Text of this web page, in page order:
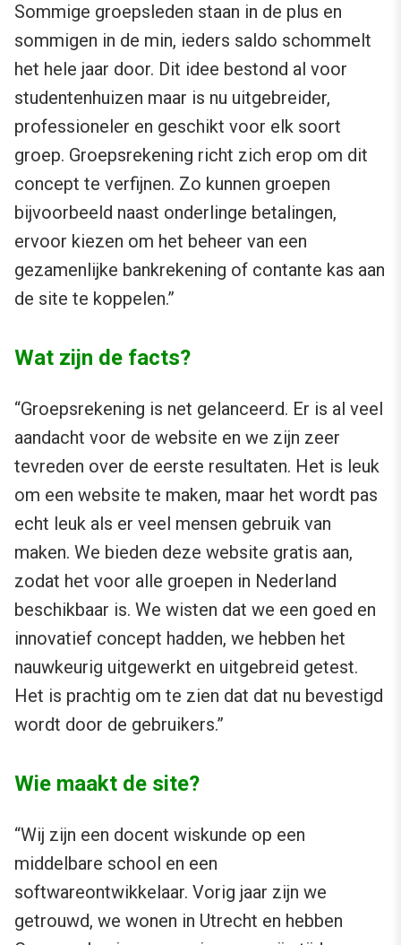
Sommige groepsleden staan in de plus en
sommigen in de min, ieders saldo schommelt
het hele jaar door. Dit idee bestond al voor
studentenhuizen maar is nu uitgebreider,
professioneler en geschikt voor elk soort
groep. Groepsrekening richt zich erop om dit
concept te verfijnen. Zo kunnen groepen
bijvoorbeeld naast onderlinge betalingen,
ervoor kiezen om het beheer van een
gezamenlijke bankrekening of contante kas aan
de site te koppelen.”
Wat zijn de facts?
“Groepsrekening is net gelanceerd. Er is al veel
aandacht voor de website en we zijn zeer
tevreden over de eerste resultaten. Het is leuk
om een website te maken, maar het wordt pas
echt leuk als er veel mensen gebruik van
maken. We bieden deze website gratis aan,
zodat het voor alle groepen in Nederland
beschikbaar is. We wisten dat we een goed en
innovatief concept hadden, we hebben het
nauwkeurig uitgewerkt en uitgebreid getest.
Het is prachtig om te zien dat dat nu bevestigd
wordt door de gebruikers.”
Wie maakt de site?
“Wij zijn een docent wiskunde op een
middelbare school en een
softwareontwikkelaar. Vorig jaar zijn we
getrouwd, we wonen in Utrecht en hebben